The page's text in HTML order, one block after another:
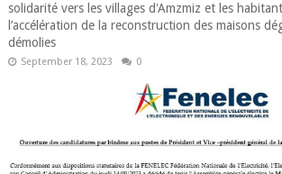
solidarité vers les villages d'Amzmiz et les
l’accélération de la reconstruction des maisons
démolies
September 18, 2023 0